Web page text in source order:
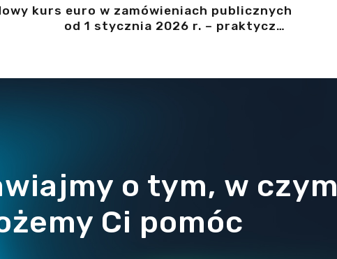
kurs euro w zamówieniach publicznych
od 1 stycznia 2026 r. – praktyczne
o tym, w czym
Ci pomóc